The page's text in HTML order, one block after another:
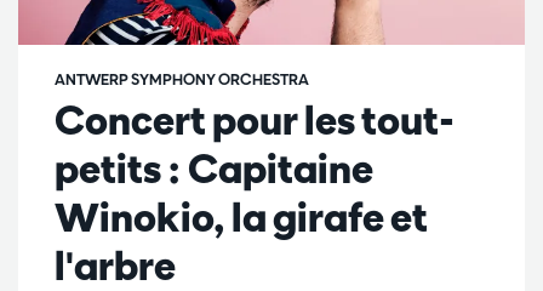
Concert pour les tout-
petits : Capitaine
Winokio, la girafe et
l'arbre
ANTWERP SYMPHONY ORCHESTRA